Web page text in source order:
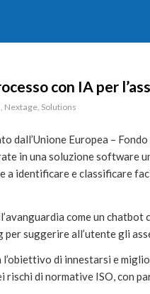
con IA per
, Nextage, Solutions
Europea –
in una soluzione software
identificare e classificare
come un chatbot
suggerire all’utente gli
di innestarsi e
di normative ISO, con